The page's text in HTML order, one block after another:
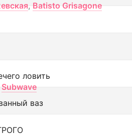
, Batisto Grisagone
ловить
Subwave
ваз